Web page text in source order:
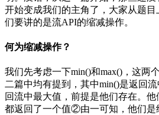
开始变成我们的主角了，大家从题
们要讲的是流API的缩减操作。
何为缩减操作？
我们先考虑一下min()和max()，这两
二篇中均有提到，其中min()是返回
回流中最大值，前提是他们存在。
都返回了一个值②由一可知，他们是